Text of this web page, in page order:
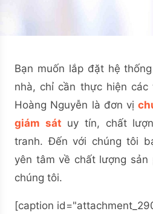
Bạn muốn lắp đặt hệ
nhà, chỉ cần thực hiện
Hoàng Nguyễn là đơn vị
giám sát uy tín, chất
tranh. Đến với chúng tôi
yên tâm về chất lượng sản
chúng tôi.
[caption